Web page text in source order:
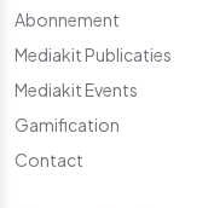
Abonnement
Mediakit Publicaties
Mediakit Events
Gamification
Contact